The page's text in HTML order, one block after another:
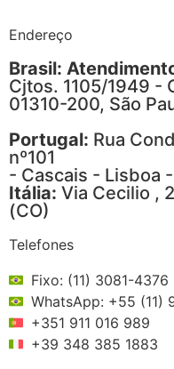
Endereço
Brasil:
Cjtos. 1105/1949 -
01310-200, São
Portugal: Rua
nº101
- Cascais - Lisboa
Itália: Via Cecilio ,
(CO)
Telefones
Fixo: (11) 3081-4376
WhatsApp: +55 (11)
+351 911 016 989
+39 348 385 1883